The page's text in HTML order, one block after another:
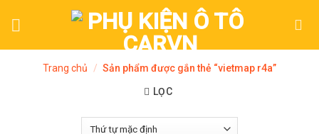
Trang chủ / Sản phẩm được gắn thẻ “vietmap r4a”
LỌC